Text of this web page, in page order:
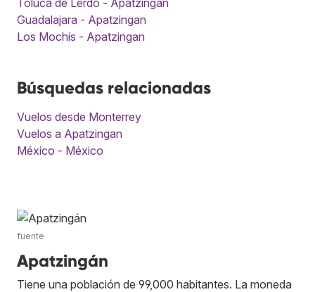
Guadalajara - Apatzingan
Los Mochis - Apatzingan
Búsquedas relacionadas
Vuelos desde Monterrey
Vuelos a Apatzingan
México - México
fuente
Apatzingán
Tiene una población de 99,000 habitantes. La moneda